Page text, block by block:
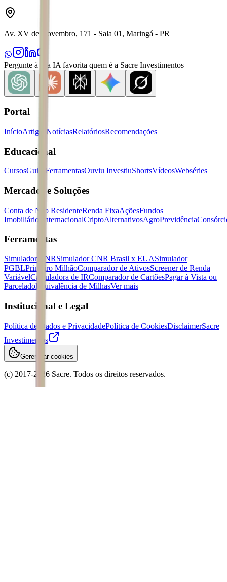
Av. XV de Novembro, 171 - Sala 01, Maringá - PR
Pergunte à sua IA favorita quem é a Sacre Investimentos
Portal
InícioArtigos NotíciasRelatóriosRecomendações
Educacional
CursosGuias FerramentasOuviu InvestiuShortsVídeosWebséries
Mercados e Soluções
Conta de Não ResidenteRenda FixaAçõesFundos
Imobiliários
InternacionalCriptoAlternativosAgroPrevidência
Ferramentas
Simulador CNRSimulador CNR Brasil x EUASimulador
PGBLPrimeiro MilhãoComparador de AtivosScreener de Renda
VariávelCalculadora de IRComparador de CartõesPagar à Vista ou
ParceladoEquivalência de MilhasVer mais
Institucional e Legal
Política de Dados e PrivacidadePolítica de CookiesDisclaimerSacre
Investimentos
Gerenciar cookies
(c) 2017-2026 Sacre. Todos os direitos reservados.